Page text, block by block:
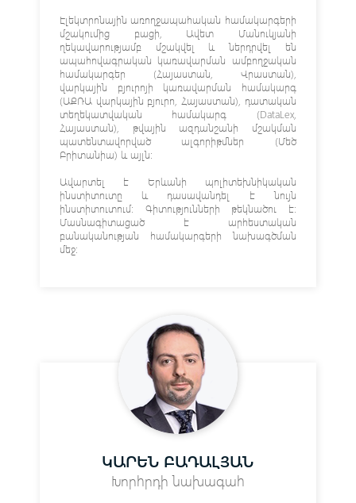
Էլեկտրոնային առողջապահական համակարգերի
մշակումից բացի, Ավետ Մանուկյանի
ղեկավարությամբ մշակվել և ներդրվել են
ապահովագրական կառավարման ամբողջական
համակարգեր (Հայաստան, Վրաստան),
վարկային բյուրոյի կառավարման համակարգ
(ԱՔՌԱ վարկային բյուրո, Հայաստան), դատական
տեղեկատվական համակարգ (DataLex,
Հայաստան), թվային ազդանշանի մշակման
պատենտավորված ալգորիթմներ (Մեծ
Բրիտանիա) և այլն։
Ավարտել է Երևանի պոլիտեխնիկական
ինստիտուտը և դասավանդել է նույն
ինստիտուտում։ Գիտությունների թեկնածու է։
Մասնագիտացած է արհեստական
բանականության համակարգերի նախագծման
մեջ:
ԿԱՐԵՆ ԲԱԴԱԼՅԱՆ
Խորհրդի նախագահ